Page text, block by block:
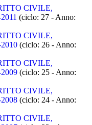
CIVILE,
(ciclo: 27 - Anno:
CIVILE,
(ciclo: 26 - Anno:
CIVILE,
(ciclo: 25 - Anno:
CIVILE,
(ciclo: 24 - Anno:
CIVILE,